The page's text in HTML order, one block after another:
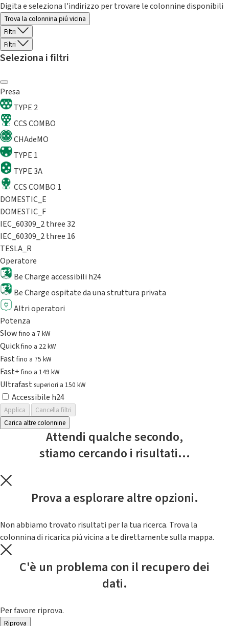
Digita e seleziona l'indirizzo per trovare le colonnine disponibili
Trova la colonnina piú vicina
Filtri
Filtri
Seleziona i filtri
Presa
TYPE 2
CCS COMBO
CHAdeMO
TYPE 1
TYPE 3A
CCS COMBO 1
DOMESTIC_E
DOMESTIC_F
IEC_60309_2 three 32
IEC_60309_2 three 16
TESLA_R
Operatore
Be Charge accessibili h24
Be Charge ospitate da una struttura privata
Altri operatori
Potenza
Slowfino a 7 kW
Quickfino a 22 kW
Fastfino a 75 kW
Fast+fino a 149 kW
Ultrafast superiori a 150 kW
Accessibile h24
Applica
Cancella filtri
Carica altre colonnine
Attendi qualche secondo,
stiamo cercando i risultati...
Prova a esplorare altre opzioni.
Non abbiamo trovato risultati per la tua ricerca. Trova la
colonnina di ricarica piú vicina a te direttamente sulla mappa.
C'è un problema con il recupero dei
dati.
Per favore riprova.
Riprova